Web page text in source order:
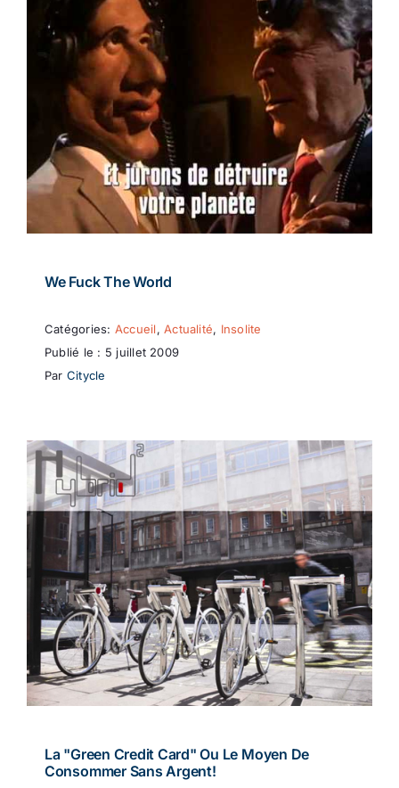
We Fuck The World
Catégories: Accueil,Actualité, Insolite
Publié le : 5 juillet 2009
Par Citycle
La "green Credit Card" Ou Le Moyen De
Consommer Sans Argent!